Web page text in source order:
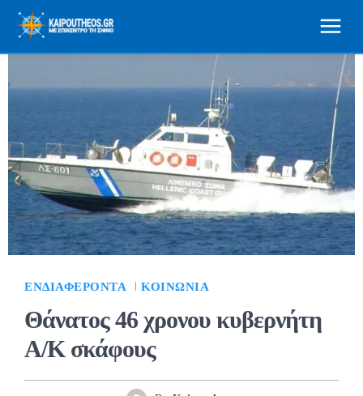
ΕΝΔΙΑΦΈΡΟΝΤΑ ΚΟΙΝΩΝΊΑ
Θάνατος 46 χρονου κυβερνήτη
Α/Κ σκάφους